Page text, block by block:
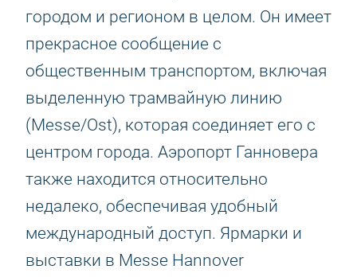
городом и регионом в целом. Он имеет
прекрасное сообщение с
общественным транспортом, включая
выделенную трамвайную линию
(Messe/Ost), которая соединяет его с
центром города. Аэропорт Ганновера
также находится относительно
недалеко, обеспечивая удобный
международный доступ. Ярмарки и
выставки в Messe Hannover